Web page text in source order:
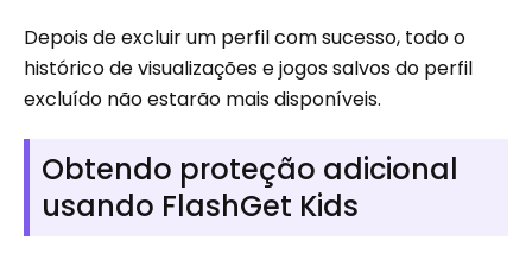
Depois de excluir um perfil com sucesso, todo o
histórico de visualizações e jogos salvos do perfil
excluído não estarão mais disponíveis.
Obtendo proteção adicional
usando FlashGet Kids